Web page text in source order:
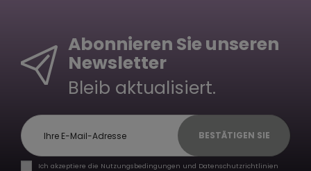
Abonnieren Sie unseren
Newsletter
Bleib aktualisiert.
BESTÄTIGEN SIE
Ich akzeptiere die Nutzungsbedingungen und Datenschutzrichtlinien